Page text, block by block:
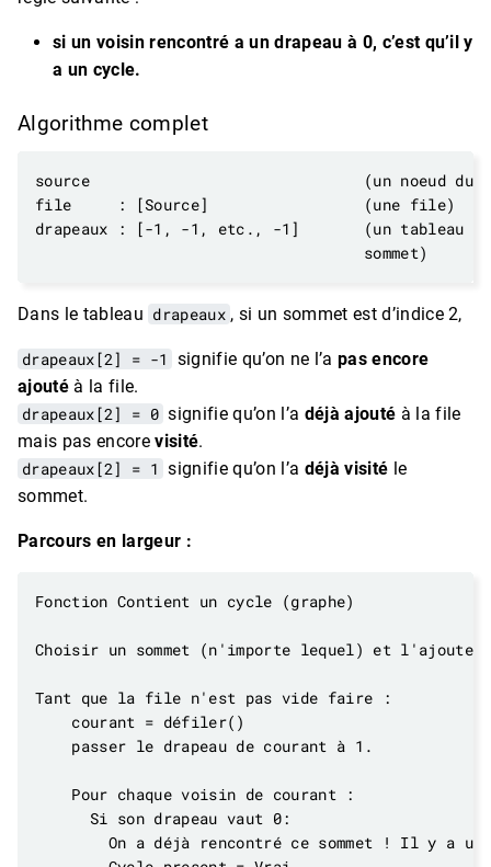
si un voisin rencontré a un drapeau à 0, c’est qu’il y
a un cycle.
Algorithme complet
Dans le tableau drapeaux , si un sommet est d’indice 2,
drapeaux[2] = -1 signifie qu’on ne l’a pas encore
ajoutéà la file.
drapeaux[2] = 0 signifie qu’on l’a déjà ajouté à la file
mais pas encorevisité.
drapeaux[2] = 1 signifie qu’on l’a déjà visité le
sommet.
Parcours en largeur :